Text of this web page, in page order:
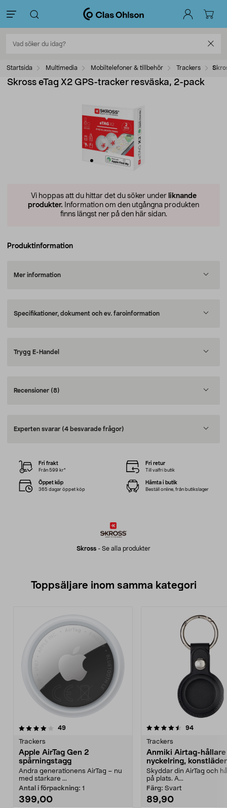
Startsida Multimedia Mobiltelefoner & tillbehör Trackers
Skross eTag X2 GPS-tracker resväska, 2-pack
Vi hoppas att du hittar det du söker under liknande
produkter. Information om den utgångna produkten
finns längst ner på den här sidan.
Produktinformation
Mer information
Specifikationer, dokument och ev. faroinformation
Trygg E-Handel
Recensioner (8)
Experten svarar (4 besvarade frågor)
Skross - Se alla produkter
Fri frakt
Från 599 kr*
Fri retur
Till valfri butik
Öppet köp
365 dagar öppet köp
Hämta i butik
Beställ online, från butikslager
Toppsäljare inom samma kategori
49recensioner
Trackers
Apple AirTag Gen 2
spårningstagg
Andra generationens AirTag – nu
med starkare ...
Antal i förpackning: 1
399,00
4.5 av 5 stjärnor 94recensioner
Trackers
Anmiki Airtag-hållare
nyckelring, konstläder
Skyddar din AirTag och
på plats. A...
Färg: Svart
89,90
2.5 av 5 stjärnor